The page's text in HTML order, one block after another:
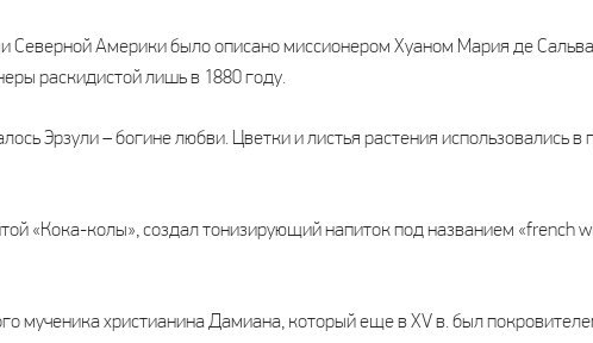
Америки было описано миссионером Хуаном Мария де
раскидистой лишь в 1880 году.
Эрзули – богине любви. Цветки и листья растения использовались в
«Кока-колы», создал тонизирующий напиток под названием «french
мученика христианина Дамиана, который еще в XV в. был